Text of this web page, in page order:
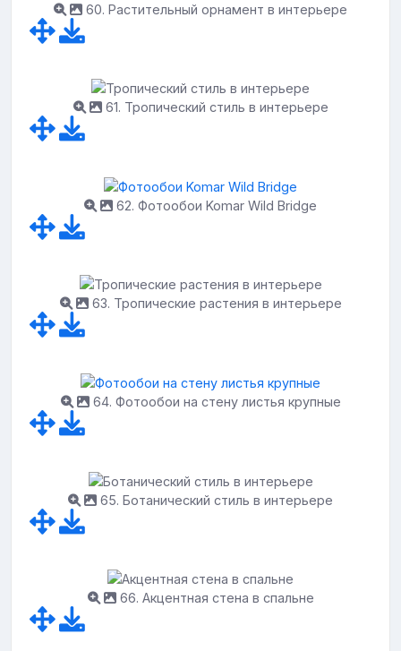
60. Растительный орнамент в интерьере
61. Тропический стиль в интерьере
62. Фотообои Komar Wild Bridge
63. Тропические растения в интерьере
64. Фотообои на стену листья крупные
65. Ботанический стиль в интерьере
66. Акцентная стена в спальне